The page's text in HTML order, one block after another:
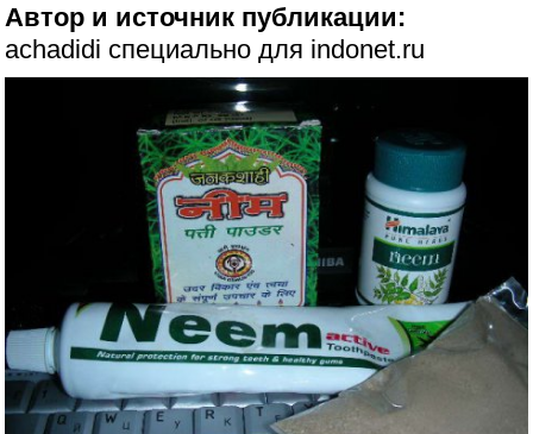
Автор и источник публикации:
achadidi специально для indonet.ru